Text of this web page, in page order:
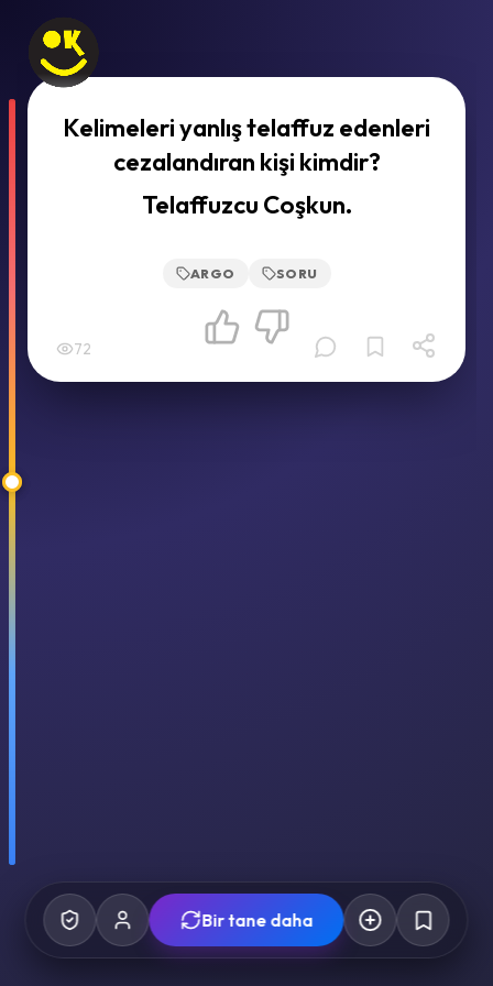
Kelimeleri yanlış telaffuz edenleri
cezalandıran kişi kimdir?
Telaffuzcu Coşkun.
ARGO SORU
72
Bir tane daha